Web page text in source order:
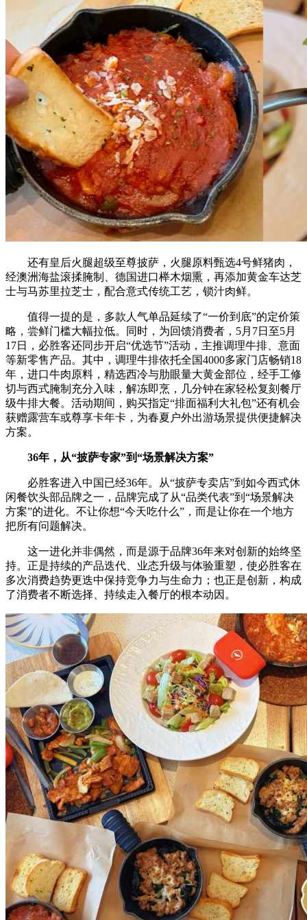
还有皇后火腿超级至尊披萨，火腿原料甄选4号鲜猪肉，
经澳洲海盐滚揉腌制、德国进口榉木烟熏，再添加黄金车达芝
士与马苏里拉芝士，配合意式传统工艺，锁汁肉鲜。
值得一提的是，多款人气单品延续了“一价到底”的定价策
略，尝鲜门槛大幅拉低。同时，为回馈消费者，5月7日至5月
17日，必胜客还同步开启“优选节”活动，主推调理牛排、意面
等新零售产品。其中，调理牛排依托全国4000多家门店畅销18
年，进口牛肉原料，精选西冷与肋眼量大黄金部位，经手工修
切与西式腌制充分入味，解冻即烹，几分钟在家轻松复刻餐厅
级牛排大餐。活动期间，购买指定“排面福利大礼包”还有机会
获赠露营车或尊享卡年卡，为春夏户外出游场景提供便捷解决
方案。
36年，从“披萨专家”到“场景解决方案”
必胜客进入中国已经36年。从“披萨专卖店”到如今西式休
闲餐饮头部品牌之一，品牌完成了从“品类代表”到“场景解决
方案”的进化。不让你想“今天吃什么”，而是让你在一个地方
把所有问题解决。
这一进化并非偶然，而是源于品牌36年来对创新的始终坚
持。正是持续的产品迭代、业态升级与体验重塑，使必胜客在
多次消费趋势更迭中保持竞争力与生命力；也正是创新，构成
了消费者不断选择、持续走入餐厅的根本动因。